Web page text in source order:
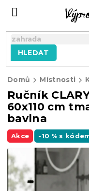
HLEDAT
Domů Místnosti
Ručník
60x110 cm
bavlna
Akce -10 % s